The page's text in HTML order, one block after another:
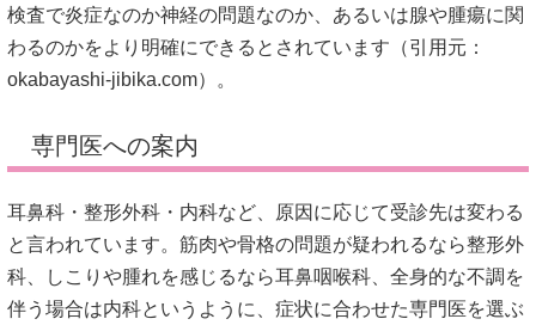
検査で炎症なのか神経の問題なのか、あるいは腺や腫瘍に関
わるのかをより明確にできるとされています（引用元：
okabayashi-jibika.com）。
専門医への案内
耳鼻科・整形外科・内科など、原因に応じて受診先は変わる
と言われています。筋肉や骨格の問題が疑われるなら整形外
科、しこりや腫れを感じるなら耳鼻咽喉科、全身的な不調を
伴う場合は内科というように、症状に合わせた専門医を選ぶ